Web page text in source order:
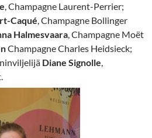
, Champagne Laurent-Perrier;
Caqué, Champagne Bollinger
Halmesvaara, Champagne Moët
Champagne Charles Heidsieck;
Diane Signolle,